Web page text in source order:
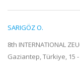
SARIGÖZ O.
8th INTERNATIONAL
Gaziantep, Türkiye, 15